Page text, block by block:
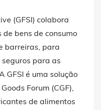
(GFSI) colabora
bens de consumo
barreiras, para
para as
GFSI é uma solução
Forum (CGF),
de alimentos